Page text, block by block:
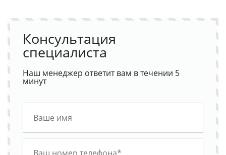
Консультация
специалиста
Наш менеджер ответит вам в течении 5
минут